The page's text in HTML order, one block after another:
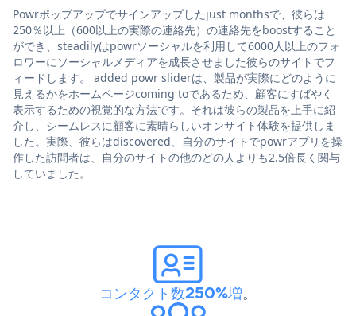
Powrポップアップでサインアップしたjust monthsで、彼らは
250％以上（600以上の実際の連絡先）の連絡先をboostすること
ができ、steadilyはpowrソーシャルを利用して6000人以上のフォ
ロワーにソーシャルメディアを成長させました彼らのサイトでフ
ィードします。 added powr sliderは、製品が実際にどのように
見えるかをホームページcoming toであるため、顧客にすばやく
表示するための視覚的な方法です。それは彼らの製品を上手に紹
介し、シームレスに顧客に素晴らしいオンサイト体験を提供しま
した。実際、彼らはdiscovered、自分のサイトでpowrアプリを操
作した訪問者は、自分のサイトの他のどの人よりも2.5倍長く関与
していました。
コンタクト数250%増。